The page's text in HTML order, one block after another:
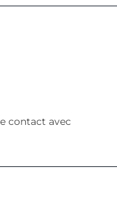
contact avec